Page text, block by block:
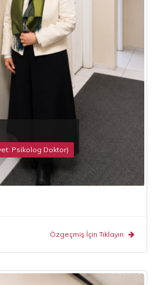
Psikolog Doktor)
Özgeçmiş İçin Tıklayın